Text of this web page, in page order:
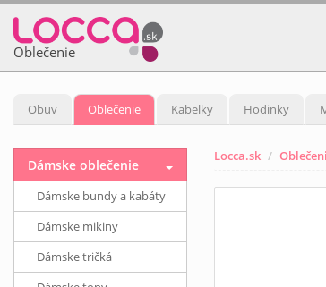
Oblečenie
Obuv Oblečenie Kabelky Hodinky
Locca.sk
Dámske oblečenie
Dámske bundy a kabáty
Dámske mikiny
Dámske tričká